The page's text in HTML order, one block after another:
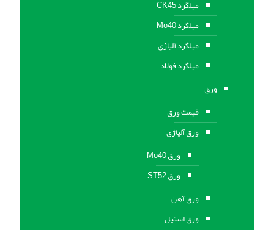
میلگرد CK45
میلگرد Mo40
میلگرد آلیاژی
میلگرد فولاد
ورق
قیمت ورق
ورق آلیاژی
ورق Mo40
ورق ST52
ورق آهن
ورق استيل